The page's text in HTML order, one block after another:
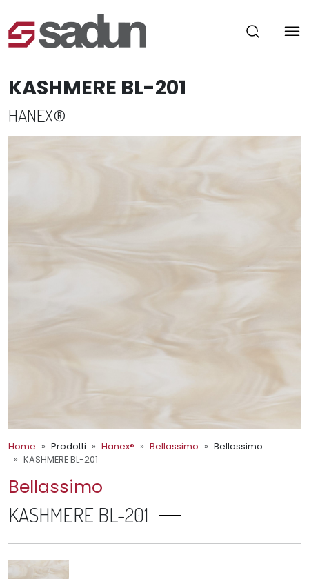
KASHMERE BL-201
HANEX®
Home Prodotti Hanex® Bellassimo
Bellassimo
KASHMERE BL-201
Bellassimo
KASHMERE BL-201